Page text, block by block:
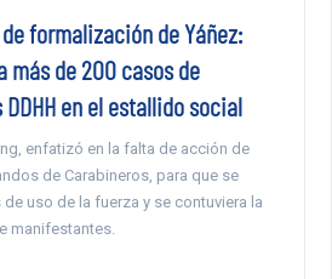
formalización de Yáñez:
más de 200 casos de
en el estallido social
enfatizó en la falta de acción de
de Carabineros, para que se
uso de la fuerza y se contuviera la
manifestantes.